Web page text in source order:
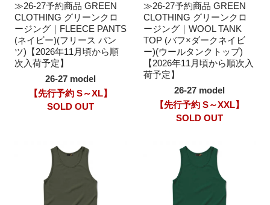
≫26-27予約商品 GREEN
CLOTHING グリーンクロ
ージング｜FLEECE PANTS
(ネイビー)(フリース パン
ツ)【2026年11月頃から順
次入荷予定】
26-27 model
【先行予約 S～XL】
SOLD OUT
≫26-27予約商品 GREEN
CLOTHING グリーンクロ
ージング｜WOOL TANK
TOP (バフ×ダークネイビ
ー)(ウールタンクトップ)
【2026年11月頃から順次入
荷予定】
26-27 model
【先行予約 S～XXL】
SOLD OUT